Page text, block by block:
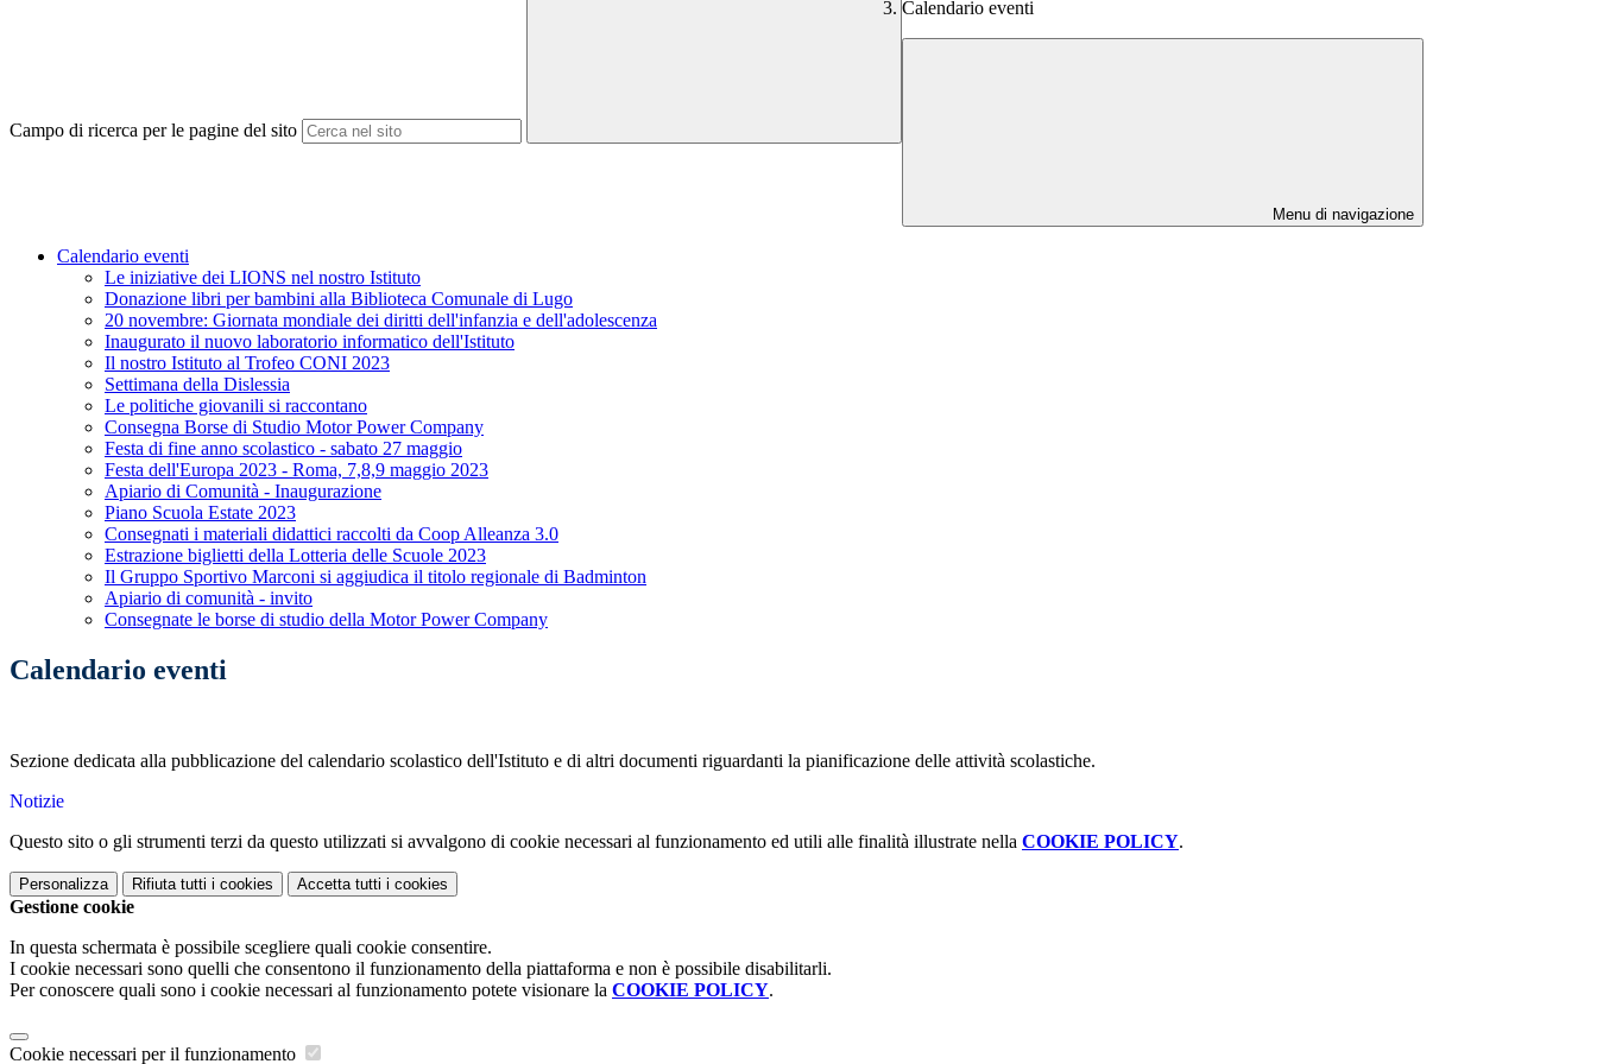
Campo di ricerca per le pagine del sito
Calendario eventi
Menu di navigazione
Calendario eventi
Le iniziative dei LIONS nel nostro Istituto
Donazione libri per bambini alla Biblioteca Comunale di Lugo
20 novembre: Giornata mondiale dei diritti dell'infanzia e dell'adolescenza
Inaugurato il nuovo laboratorio informatico dell'Istituto
Il nostro Istituto al Trofeo CONI 2023
Settimana della Dislessia
Le politiche giovanili si raccontano
Consegna Borse di Studio Motor Power Company
Festa di fine anno scolastico - sabato 27 maggio
Festa dell'Europa 2023 - Roma, 7,8,9 maggio 2023
Apiario di Comunità - Inaugurazione
Piano Scuola Estate 2023
Consegnati i materiali didattici raccolti da Coop Alleanza 3.0
Estrazione biglietti della Lotteria delle Scuole 2023
Il Gruppo Sportivo Marconi si aggiudica il titolo regionale di Badminton
Apiario di comunità - invito
Consegnate le borse di studio della Motor Power Company
Calendario eventi
Sezione dedicata alla pubblicazione del calendario scolastico dell'Istituto e di altri documenti riguardanti la pianificazione delle attività scolastiche.
Notizie
Questo sito o gli strumenti terzi da questo utilizzati si avvalgono di cookie necessari al funzionamento ed utili alle finalità illustrate nella COOKIE POLICY.
Personalizza Rifiuta tutti i cookies Accetta tutti i cookies
Gestione cookie
In questa schermata è possibile scegliere quali cookie consentire.
I cookie necessari sono quelli che consentono il funzionamento della piattaforma e non è possibile disabilitarli.
Per conoscere quali sono i cookie necessari al funzionamento potete visionare la COOKIE POLICY.
Cookie necessari per il funzionamento